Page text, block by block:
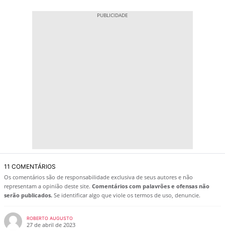
11 COMENTÁRIOS
Os comentários são de responsabilidade exclusiva de seus autores e não
representam a opinião deste site. Comentários com palavrões e ofensas não
serão publicados. Se identificar algo que viole os termos de uso, denuncie.
ROBERTO AUGUSTO
27 de abril de 2023